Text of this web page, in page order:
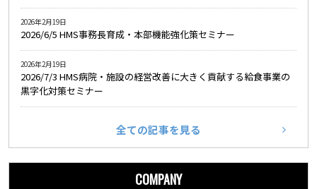
2026/6/5 HMS事務長育成・本部機能強化策セミナー
2026年2月19日
2026/7/3 HMS病院・施設の経営改善に大きく貢献する給食事業の
黒字化対策セミナー
2026年2月19日
全ての記事を見る
COMPANY